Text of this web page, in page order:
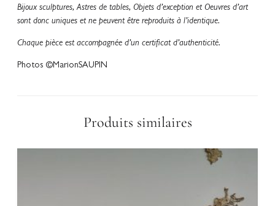
Bijoux sculptures, Astres de tables, Objets d’exception et Oeuvres d’art
sont donc uniques et ne peuvent être reproduits à l’identique.
Chaque pièce est accompagnée d’un certificat d’authenticité.
Photos ©MarionSAUPIN
Produits similaires